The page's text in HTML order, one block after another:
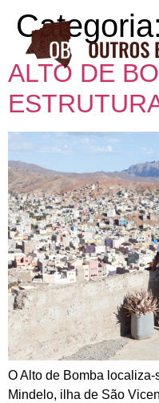
Categoria:
ALTO DE
O Alto de Bomba
Mindelo, ilha de São